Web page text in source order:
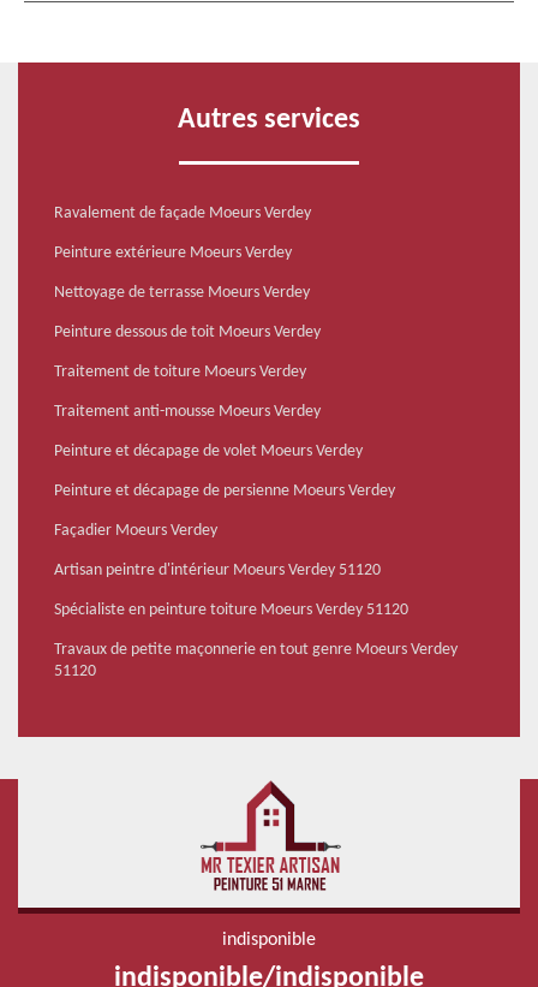
Autres services
Ravalement de façade Moeurs Verdey
Peinture extérieure Moeurs Verdey
Nettoyage de terrasse Moeurs Verdey
Peinture dessous de toit Moeurs Verdey
Traitement de toiture Moeurs Verdey
Traitement anti-mousse Moeurs Verdey
Peinture et décapage de volet Moeurs Verdey
Peinture et décapage de persienne Moeurs Verdey
Façadier Moeurs Verdey
Artisan peintre d'intérieur Moeurs Verdey 51120
Spécialiste en peinture toiture Moeurs Verdey 51120
Travaux de petite maçonnerie en tout genre Moeurs Verdey
51120
indisponible
indisponible/indisponible